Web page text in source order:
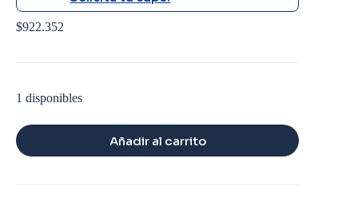
$922.352
1 disponibles
Añadir al carrito